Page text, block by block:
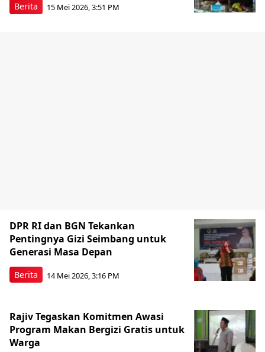
Berita 15 Mei 2026, 3:51 PM
Berita
DPR RI dan BGN Tekankan
Pentingnya Gizi Seimbang untuk
Generasi Masa Depan
14 Mei 2026, 3:16 PM
Rajiv Tegaskan Komitmen Awasi
Program Makan Bergizi Gratis untuk
Warga